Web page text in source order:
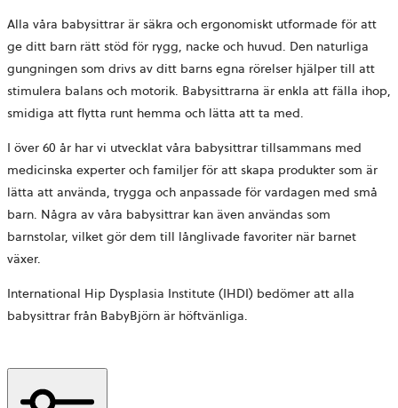
Alla våra babysittrar är säkra och ergonomiskt utformade för att
ge ditt barn rätt stöd för rygg, nacke och huvud. Den naturliga
gungningen som drivs av ditt barns egna rörelser hjälper till att
stimulera balans och motorik. Babysittrarna är enkla att fälla ihop,
smidiga att flytta runt hemma och lätta att ta med.
I över 60 år har vi utvecklat våra babysittrar tillsammans med
medicinska experter och familjer för att skapa produkter som är
lätta att använda, trygga och anpassade för vardagen med små
barn. Några av våra babysittrar kan även användas som
barnstolar, vilket gör dem till långlivade favoriter när barnet
växer.
International Hip Dysplasia Institute (IHDI) bedömer att alla
babysittrar från BabyBjörn är höftvänliga.